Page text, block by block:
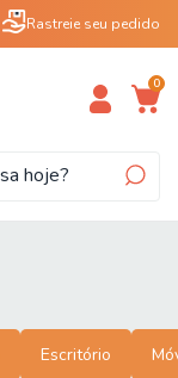
Rastreie seu pedido
0
Escritório